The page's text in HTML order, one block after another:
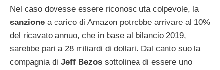
Nel caso dovesse essere riconosciuta colpevole, la
sanzione a carico di Amazon potrebbe arrivare al 10%
del ricavato annuo, che in base al bilancio 2019,
sarebbe pari a 28 miliardi di dollari. Dal canto suo la
compagnia di Jeff Bezos sottolinea di essere uno